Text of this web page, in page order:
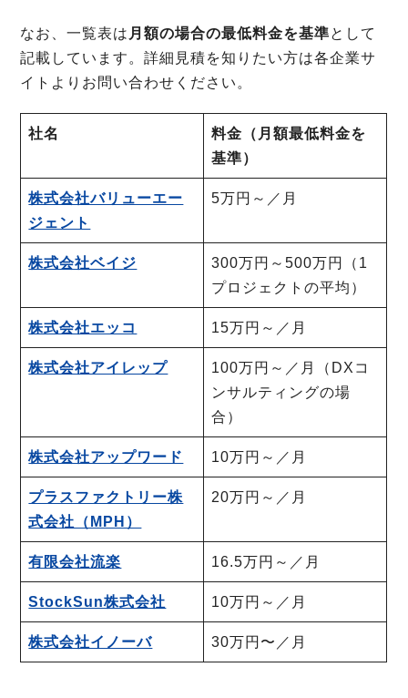
なお、一覧表は 月額の場合の最低料金を基準として
記載しています。詳細見積を知りたい方は各企業サ
イトよりお問い合わせください。
社名
料金（月額最低料金を
基準）
株式会社バリューエー
ジェント
5万円～／月
株式会社ベイジ
300万円～500万円（1
プロジェクトの平均）
株式会社エッコ 15万円～／月
株式会社アイレップ
100万円～／月（DXコ
ンサルティングの場
合）
株式会社アップワード 10万円～／月
プラスファクトリー株
式会社（MPH）
20万円～／月
有限会社流楽 16.5万円～／月
StockSun株式会社 10万円～／月
株式会社イノーバ 30万円〜／月